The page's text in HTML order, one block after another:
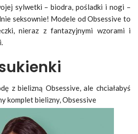
sylwetki – biodra, pośladki i nogi –
seksownie! Modele od Obsessive to
nieraz z fantazyjnymi wzorami i
z bielizną Obsessive, ale chciałabyś
komplet bielizny, Obsessive